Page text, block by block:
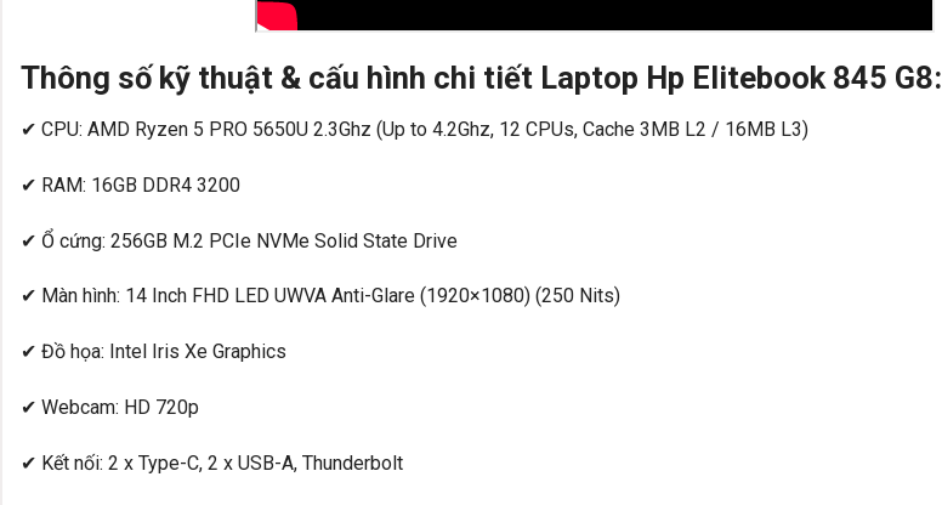
Thông số kỹ thuật & cấu hình chi tiết Laptop Hp Elitebook 845 G8:
✔ CPU: AMD Ryzen 5 PRO 5650U 2.3Ghz (Up to 4.2Ghz, 12 CPUs, Cache 3MB L2 / 16MB L3)
✔ RAM: 16GB DDR4 3200
✔ Ổ cứng: 256GB M.2 PCIe NVMe Solid State Drive
✔ Màn hình: 14 Inch FHD LED UWVA Anti-Glare (1920×1080) (250 Nits)
✔ Đồ họa: Intel Iris Xe Graphics
✔ Webcam: HD 720p
✔ Kết nối: 2 x Type-C, 2 x USB-A, Thunderbolt